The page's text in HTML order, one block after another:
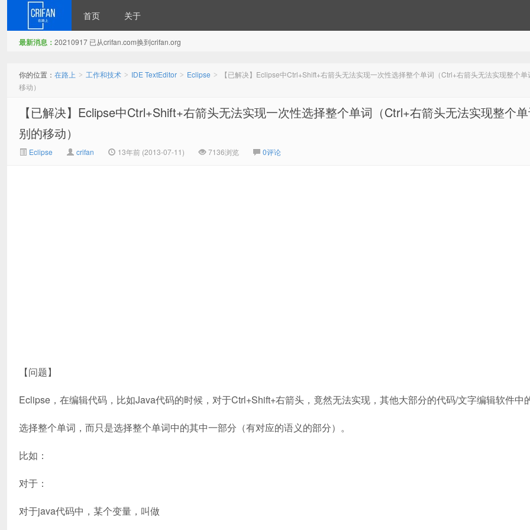
首页 关于
最新消息： 20210917 已从crifan.com换到crifan.org
你的位置： 在路上 > 工作和技术 > IDE TextEditor > Eclipse >
【已解决】Eclipse中Ctrl+Shift+右箭头无法实现一次性选择整个单词（Ctrl+右箭头无法实现整个
移动）
【已解决】Eclipse中Ctrl+Shift+右箭头无法实现一次性选择整个单词（Ctrl+右箭头无法实现整个
别的移动）
Eclipse crifan 13年前 (2013-07-11) 7136浏览 0评论
【问题】
Eclipse，在编辑代码，比如Java代码的时候，对于Ctrl+Shift+右箭头，竟然无法实现，其他大部分的代码/文字编辑软件中
选择整个单词，而只是选择整个单词中的其中一部分（有对应的语义的部分）。
比如：
对于：
对于java代码中，某个变量，叫做